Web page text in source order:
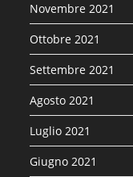
Novembre 2021
Ottobre 2021
Settembre 2021
Agosto 2021
Luglio 2021
Giugno 2021